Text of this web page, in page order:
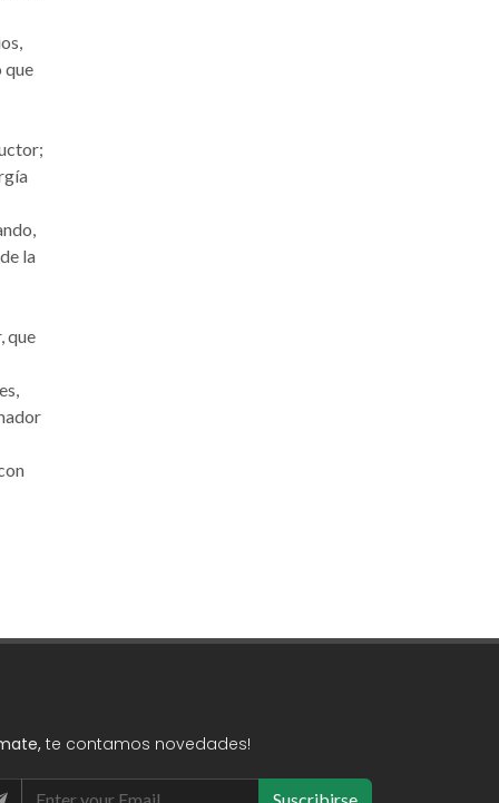
que
la
que
te contamos novedades!
Suscribirse